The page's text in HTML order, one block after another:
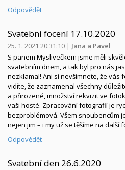
Odpovědět
Svatební focení 17.10.2020
25. 1. 2021 20:31:10 | Jana a Pavel
S panem Myslivečkem jsme měli
svatebním dnem, a tak byl pro nás
nezklamal! Ani si nevšimnete, že
vidíte, že zaznamenal všechny
a přirozené, množství rekvizit ve
vaši hosté. Zpracování fotografií je
bezproblémová. Všem snoubencům
nejen jim – i my už se těšíme na další
Odpovědět
Svatební den 26.6.2020